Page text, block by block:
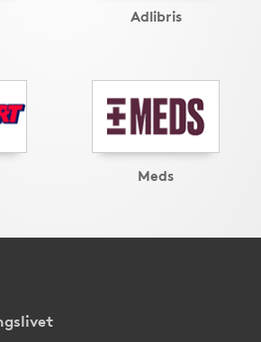
Adlibris
Meds